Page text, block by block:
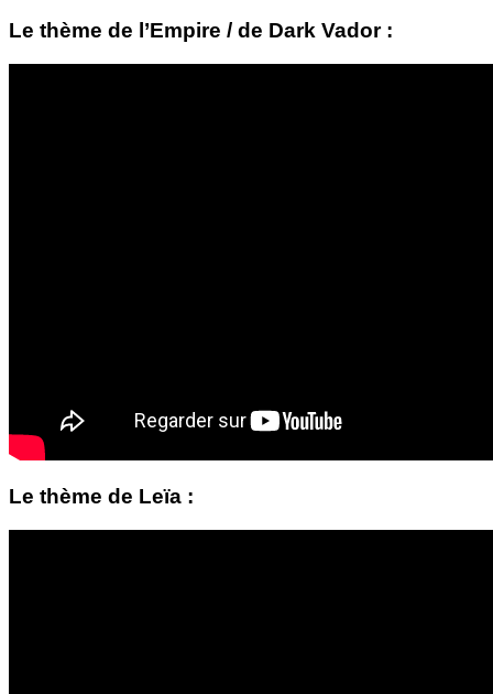
Le thème de l’Empire / de Dark Vador :
Le thème de Leïa :